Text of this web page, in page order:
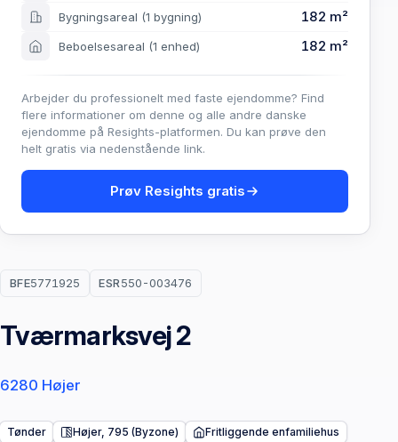
BFE5771925 ESR550-003476
Tværmarksvej 2
6280 Højer
Tønder Højer, 795 (Byzone) Fritliggende enfamiliehus
Bygningsareal (1 bygning) 182 m²
Beboelsesareal (1 enhed) 182 m²
Arbejder du professionelt med faste ejendomme? Find
flere informationer om denne og alle andre danske
ejendomme på Resights-platformen. Du kan prøve den
helt gratis via nedenstående link.
Prøv Resights gratis